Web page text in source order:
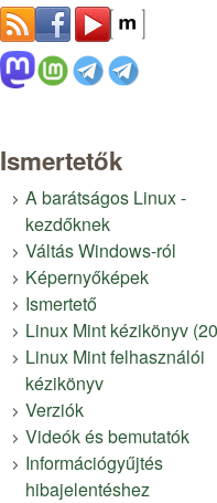
Ismertetők
A barátságos Linux -
kezdőknek
Váltás Windows-ról
Képernyőképek
Ismertető
Linux Mint kézikönyv
Linux Mint felhasználói
kézikönyv
Verziók
Videók és bemutatók
Információgyűjtés
hibajelentéshez